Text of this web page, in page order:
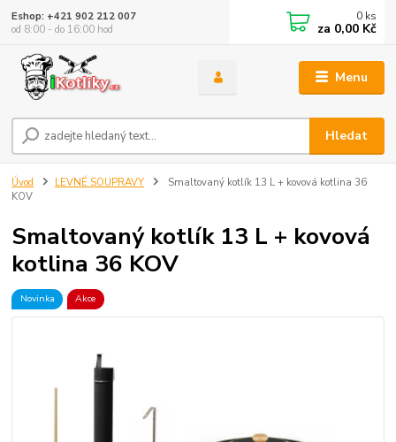
Menu
Hledat
Eshop: +421 902 212 007
od 8:00 - do 16:00 hod
0 ks
za 0,00 Kč
Úvod LEVNÉ SOUPRAVY
Smaltovaný kotlík 13 L + kovová kotlina 36
KOV
Smaltovaný kotlík 13 L + kovová
kotlina 36 KOV
Novinka Akce